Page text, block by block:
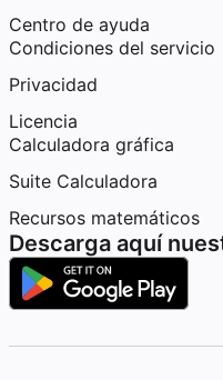
Centro de ayuda
Condiciones del servicio
Privacidad
Licencia
Calculadora gráfica
Suite Calculadora
Recursos matemáticos
Descarga aquí